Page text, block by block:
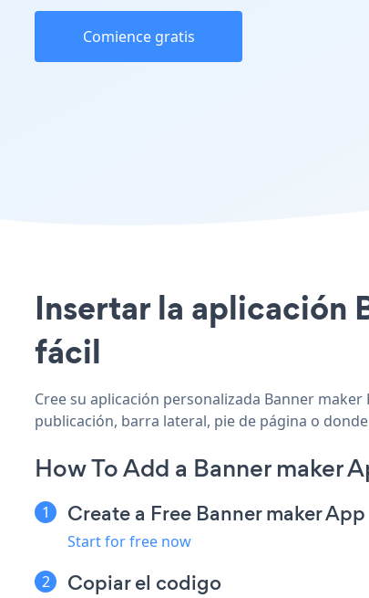
Comience gratis
Insertar la aplicación
fácil
Cree su aplicación personalizada Banner
publicación, barra lateral, pie de página o
How To Add a Banner maker
Create a Free Banner maker App
Start for free now
Copiar el codigo